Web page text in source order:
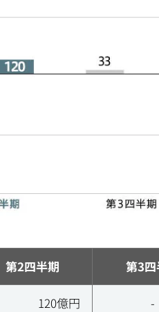
第2四半期 第3
120億円 -